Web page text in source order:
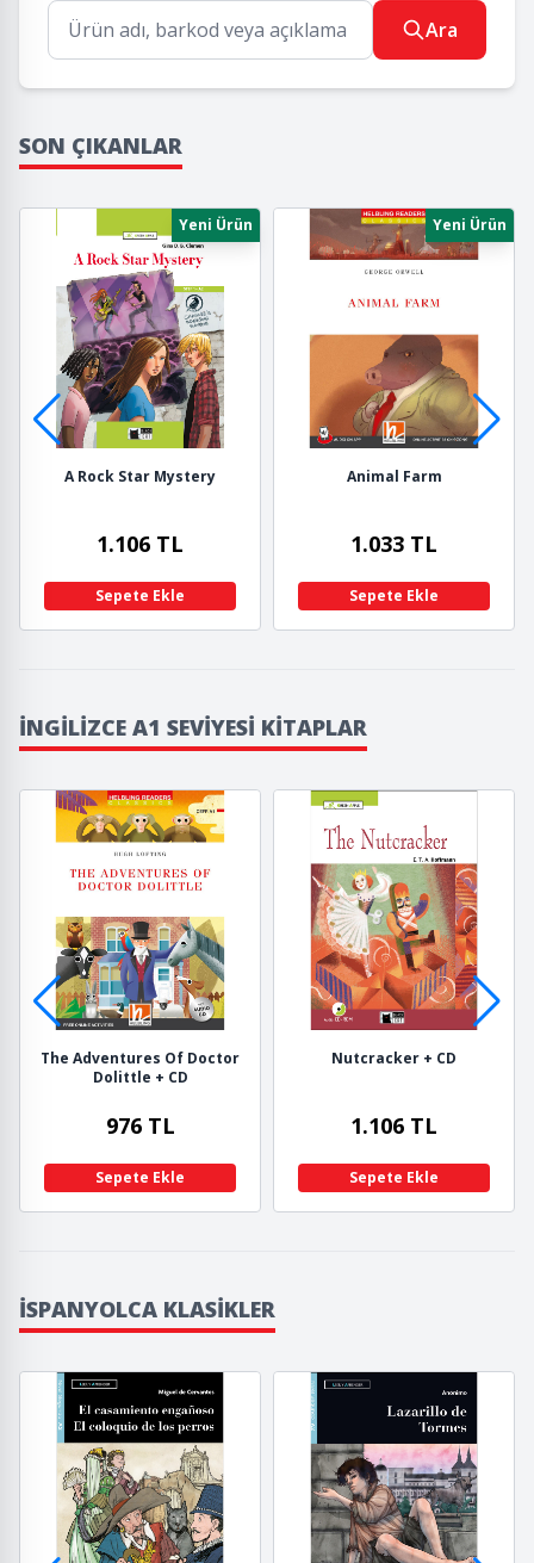
Ara
SON ÇIKANLAR
Yeni Ürün
A Rock Star Mystery
1.106 TL
Sepete Ekle
Yeni Ürün
Animal Farm
1.033 TL
Sepete Ekle
İNGILIZCE A1 SEVIYESI KITAPLAR
The Adventures Of Doctor
Dolittle + CD
976 TL
Sepete Ekle
Nutcracker + CD
1.106 TL
Sepete Ekle
İSPANYOLCA KLASIKLER